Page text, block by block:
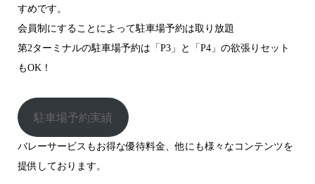
すめです。
会員制にすることによって駐車場予約は取り放題
第2ターミナルの駐車場予約は「P3」と「P4」の欲張りセット
もOK！
駐車場予約実績
バレーサービスもお得な優待料金、他にも様々なコンテンツを
提供しております。